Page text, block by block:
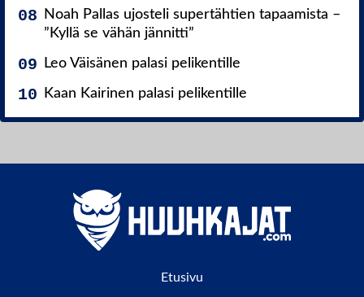
Noah Pallas ujosteli supertähtien tapaamista –
”Kyllä se vähän jännitti”
Leo Väisänen palasi pelikentille
Kaan Kairinen palasi pelikentille
Etusivu